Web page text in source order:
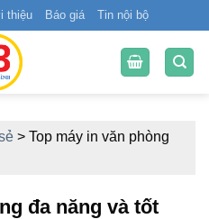
thiệu Báo giá Tin nội bộ
> Top máy in văn phòng
đa năng và tốt